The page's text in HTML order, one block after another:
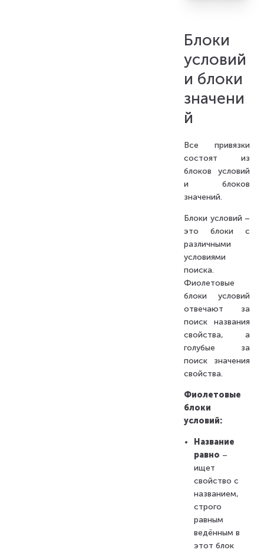
Блоки
условий
и блоки
значени
й
Все привязки
состоят из
блоков условий
и блоков
значений.
Блоки условий –
это блоки с
различными
условиями
поиска.
Фиолетовые
блоки условий
отвечают за
поиск названия
свойства, а
голубые за
поиск значения
свойства.
Фиолетовые
блоки
условий:
Название
равно –
ищет
свойство с
названием,
строго
равным
ведённым в
этот блок